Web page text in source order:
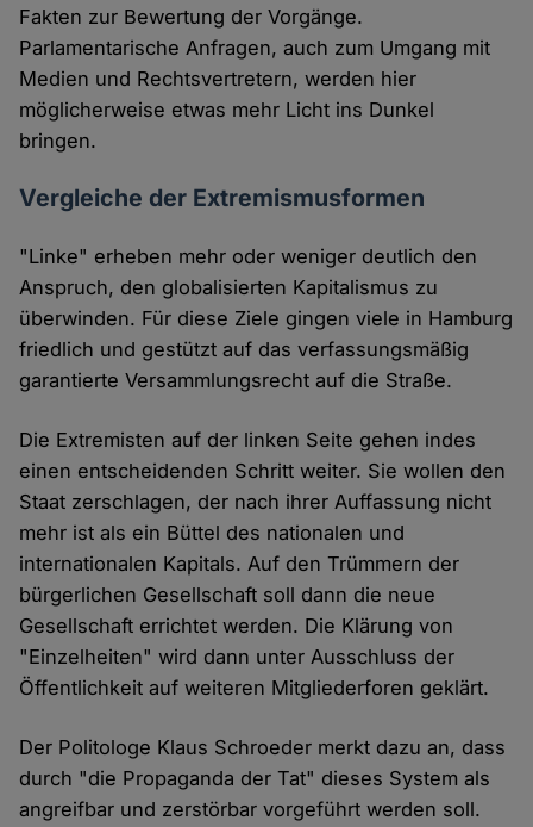
Fakten zur Bewertung der Vorgänge.
Parlamentarische Anfragen, auch zum Umgang mit
Medien und Rechtsvertretern, werden hier
möglicherweise etwas mehr Licht ins Dunkel
bringen.
Vergleiche der Extremismusformen
"Linke" erheben mehr oder weniger deutlich den
Anspruch, den globalisierten Kapitalismus zu
überwinden. Für diese Ziele gingen viele in Hamburg
friedlich und gestützt auf das verfassungsmäßig
garantierte Versammlungsrecht auf die Straße.
Die Extremisten auf der linken Seite gehen indes
einen entscheidenden Schritt weiter. Sie wollen den
Staat zerschlagen, der nach ihrer Auffassung nicht
mehr ist als ein Büttel des nationalen und
internationalen Kapitals. Auf den Trümmern der
bürgerlichen Gesellschaft soll dann die neue
Gesellschaft errichtet werden. Die Klärung von
"Einzelheiten" wird dann unter Ausschluss der
Öffentlichkeit auf weiteren Mitgliederforen geklärt.
Der Politologe Klaus Schroeder merkt dazu an, dass
durch "die Propaganda der Tat" dieses System als
angreifbar und zerstörbar vorgeführt werden soll.